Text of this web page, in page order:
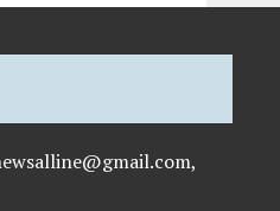
newsalline@gmail.com,